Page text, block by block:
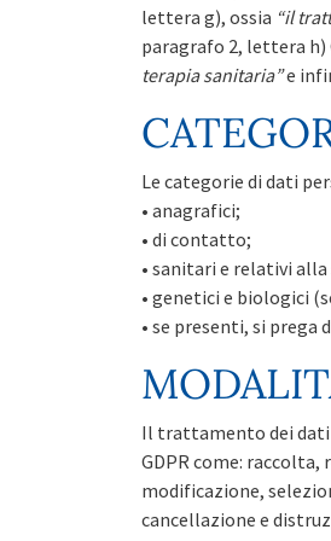
lettera g), ossia “il
paragrafo 2, lettera h)
terapia sanitaria”e
Le categorie di dati
• anagrafici;
• di contatto;
• sanitari e relativi
• genetici e biologici
• se presenti, si
Il trattamento dei dati
GDPR come:
modificazione,
cancellazione e